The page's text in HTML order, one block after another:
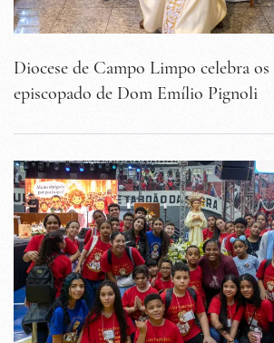
Diocese de Campo Limpo celebra os
episcopado de Dom Emílio Pignoli